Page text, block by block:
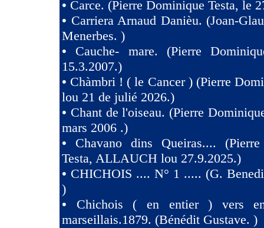
• Carce. (Pierre Dominique Testa, le
• Carriera Arnaud Danièu. (Joan-
Menerbes. )
• Cauche- mare. (Pierre
15.3.2007.)
• Chàmbri ! ( le Cancer ) (Pierre
lou 21 de julié 2026.)
• Chant de l'oiseau. (Pierre
mars 2006 .)
• Chavano dins Queiras....
Testa, ALLAUCH lou 27.9.2025.)
• CHICHOIS .... N° 1 ..... (G.
)
• Chichois ( en entier ) vers
marseillais.1879. (Bénédit Gustave. )